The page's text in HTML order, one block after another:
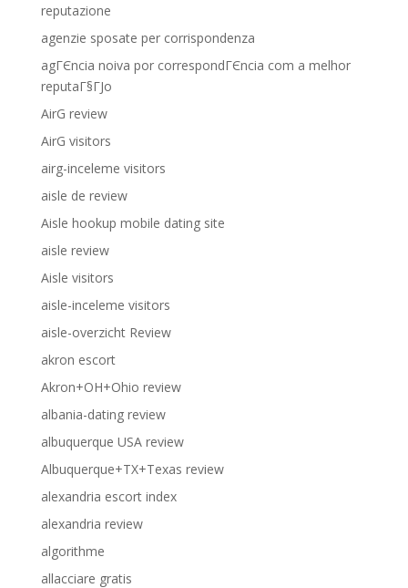
reputazione
agenzie sposate per corrispondenza
agГЄncia noiva por correspondГЄncia com a melhor
reputaГ§ГЈo
AirG review
AirG visitors
airg-inceleme visitors
aisle de review
Aisle hookup mobile dating site
aisle review
Aisle visitors
aisle-inceleme visitors
aisle-overzicht Review
akron escort
Akron+OH+Ohio review
albania-dating review
albuquerque USA review
Albuquerque+TX+Texas review
alexandria escort index
alexandria review
algorithme
allacciare gratis